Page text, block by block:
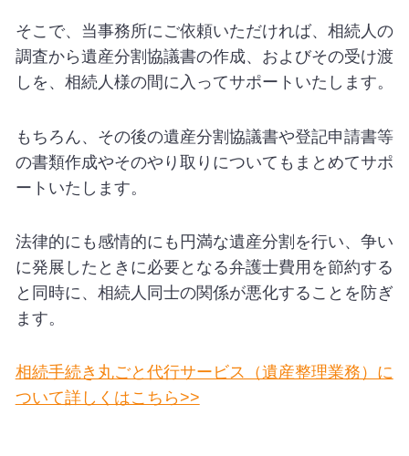
そこで、当事務所にご依頼いただければ、相続人の
調査から遺産分割協議書の作成、およびその受け渡
しを、相続人様の間に入ってサポートいたします。
もちろん、その後の遺産分割協議書や登記申請書等
の書類作成やそのやり取りについてもまとめてサポ
ートいたします。
法律的にも感情的にも円満な遺産分割を行い、争い
に発展したときに必要となる弁護士費用を節約する
と同時に、相続人同士の関係が悪化することを防ぎ
ます。
相続手続き丸ごと代行サービス（遺産整理業務）に
ついて詳しくはこちら>>